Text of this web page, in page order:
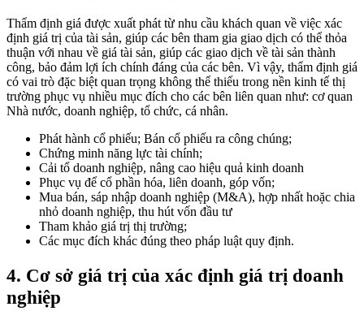
Thẩm định giá được xuất phát từ nhu cầu khách quan về việc xác
định giá trị của tài sản, giúp các bên tham gia giao dịch có thể thỏa
thuận với nhau về giá tài sản, giúp các giao dịch về tài sản thành
công, bảo đảm lợi ích chính đáng của các bên. Vì vậy, thẩm định giá
có vai trò đặc biệt quan trọng không thể thiếu trong nền kinh tế thị
trường phục vụ nhiều mục đích cho các bên liên quan như: cơ quan
Nhà nước, doanh nghiệp, tổ chức, cá nhân.
Phát hành cổ phiếu; Bán cổ phiếu ra công chúng;
Chứng minh năng lực tài chính;
Cải tổ doanh nghiệp, nâng cao hiệu quả kinh doanh
Phục vụ để cổ phần hóa, liên doanh, góp vốn;
Mua bán, sáp nhập doanh nghiệp (M&A), hợp nhất hoặc chia
nhỏ doanh nghiệp, thu hút vốn đầu tư
Tham khảo giá trị thị trường;
Các mục đích khác đúng theo pháp luật quy định.
4. Cơ sở giá trị của xác định giá trị doanh
nghiệp